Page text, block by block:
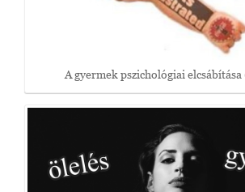
A gyermek pszichológiai